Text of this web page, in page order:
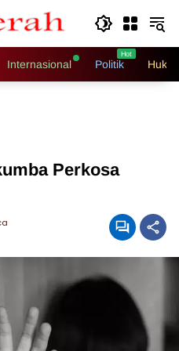
Internasional Politik
Perkosa